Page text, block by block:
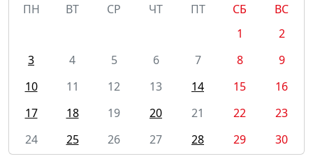
ПН
ВТ СР ЧТ ПТ СБ
ВС
1
2
3
4 5 6 7 8
9
10
11 12 13 14 15
16
17
18 19 20 21 22
23
24
25 26 27 28 29 30